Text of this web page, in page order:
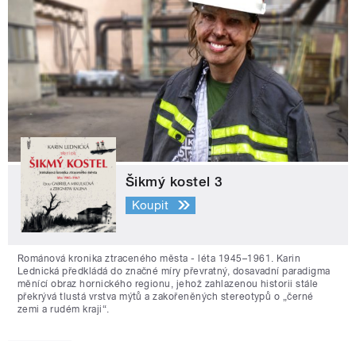
Šikmý kostel 3
Koupit
Románová kronika ztraceného města - léta 1945–1961. Karin
Lednická předkládá do značné míry převratný, dosavadní paradigma
měnící obraz hornického regionu, jehož zahlazenou historii stále
překrývá tlustá vrstva mýtů a zakořeněných stereotypů o „černé
zemi a rudém kraji“.